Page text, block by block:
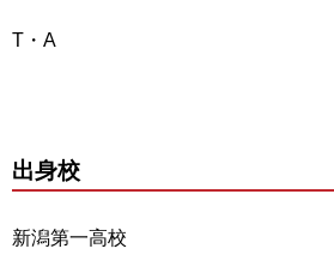
T・A
出身校
新潟第一高校